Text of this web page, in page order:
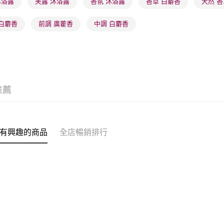
麝香 前調 廣藿香 中調 白麝香
薦
興趣的商品 全店暢銷排行